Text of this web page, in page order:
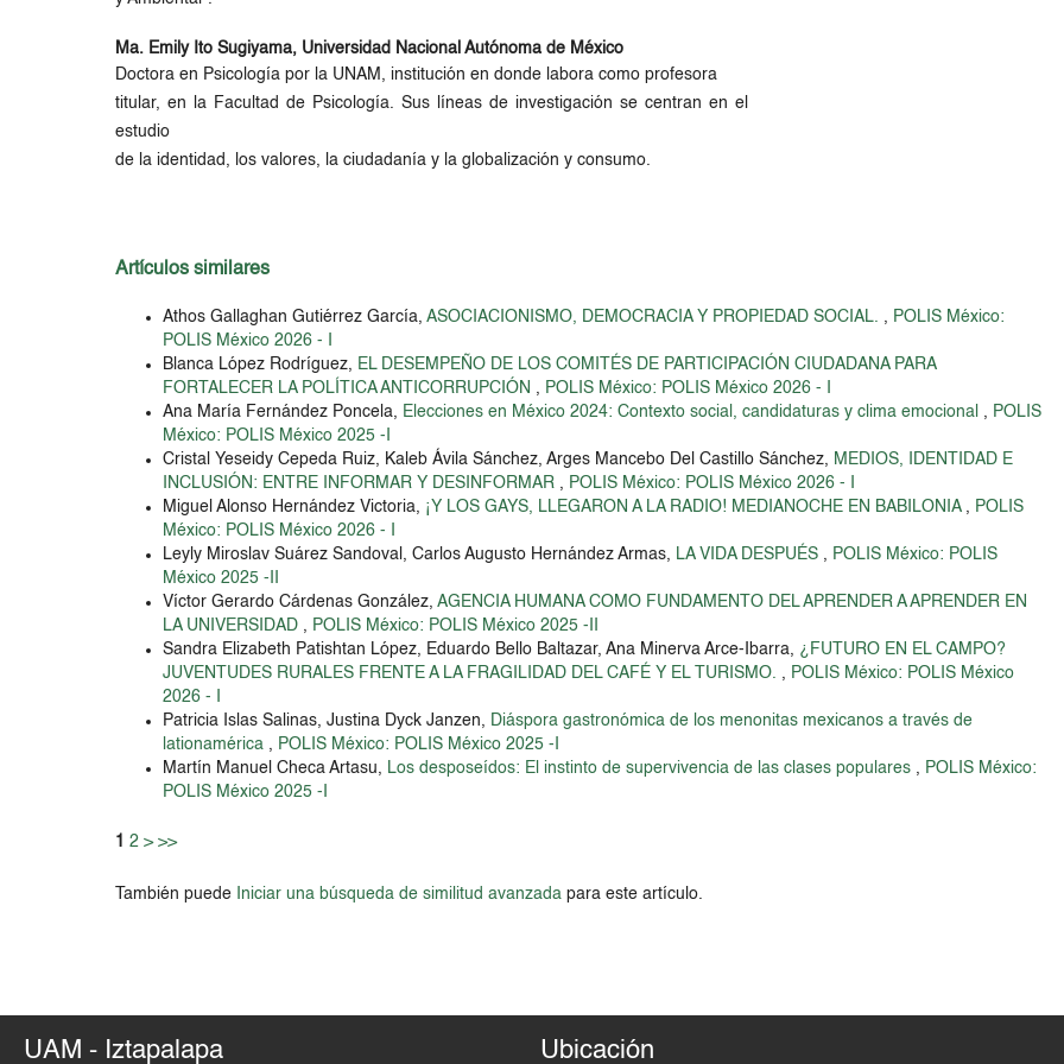
Ma. Emily Ito Sugiyama, Universidad Nacional Autónoma de México
Doctora en Psicología por la UNAM, institución en donde labora como profesora
titular, en la Facultad de Psicología. Sus líneas de investigación se centran en el
estudio
de la identidad, los valores, la ciudadanía y la globalización y consumo.
Artículos similares
Athos Gallaghan Gutiérrez García,ASOCIACIONISMO, DEMOCRACIA Y PROPIEDAD SOCIAL. , POLIS México:
POLIS México 2026 - I
Blanca López Rodríguez, EL DESEMPEÑO DE LOS COMITÉS DE PARTICIPACIÓN CIUDADANA PARA
FORTALECER LA POLÍTICA ANTICORRUPCIÓN , POLIS México: POLIS México 2026 - I
Ana María Fernández Poncela, Elecciones en México 2024: Contexto social, candidaturas y clima emocional , POLIS
México: POLIS México 2025 -I
Cristal Yeseidy Cepeda Ruiz, Kaleb Ávila Sánchez, Arges Mancebo Del Castillo Sánchez, MEDIOS, IDENTIDAD E
INCLUSIÓN: ENTRE INFORMAR Y DESINFORMAR , POLIS México: POLIS México 2026 - I
Miguel Alonso Hernández Victoria, ¡Y LOS GAYS, LLEGARON A LA RADIO! MEDIANOCHE EN BABILONIA , POLIS
México: POLIS México 2026 - I
Leyly Miroslav Suárez Sandoval, Carlos Augusto Hernández Armas, LA VIDA DESPUÉS , POLIS México: POLIS
México 2025 -II
Víctor Gerardo Cárdenas González,AGENCIA HUMANA COMO FUNDAMENTO DEL APRENDER A APRENDER EN
LA UNIVERSIDAD , POLIS México: POLIS México 2025 -II
Sandra Elizabeth Patishtan López, Eduardo Bello Baltazar, Ana Minerva Arce-Ibarra, ¿FUTURO EN EL CAMPO?
JUVENTUDES RURALES FRENTE A LA FRAGILIDAD DEL CAFÉ Y EL TURISMO. , POLIS México: POLIS México
2026 - I
Patricia Islas Salinas, Justina Dyck Janzen, Diáspora gastronómica de los menonitas mexicanos a través de
lationamérica , POLIS México: POLIS México 2025 -I
Martín Manuel Checa Artasu, Los desposeídos: El instinto de supervivencia de las clases populares , POLIS México:
POLIS México 2025 -I
1 2 > >>
También puede Iniciar una búsqueda de similitud avanzada para este artículo.
UAM - Iztapalapa Ubicación